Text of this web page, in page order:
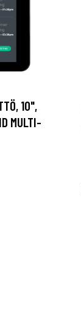
10",
MULTI-